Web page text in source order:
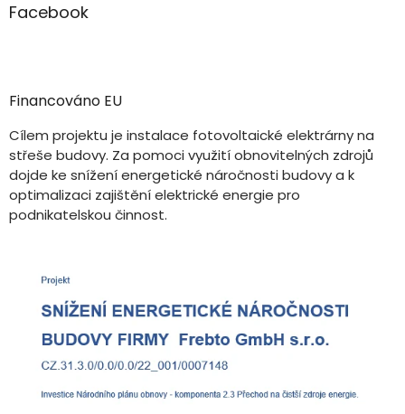
Facebook
Financováno EU
Cílem projektu je instalace fotovoltaické elektrárny na
střeše budovy. Za pomoci využití obnovitelných zdrojů
dojde ke snížení energetické náročnosti budovy a k
optimalizaci zajištění elektrické energie pro
podnikatelskou činnost.